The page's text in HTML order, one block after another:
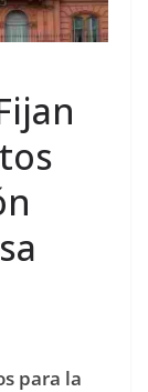
para la